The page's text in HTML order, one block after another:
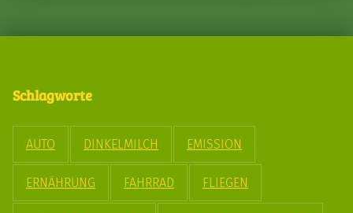
Schlagworte
AUTO DINKELMILCH EMISSION
ERNÄHRUNG FAHRRAD FLIEGEN